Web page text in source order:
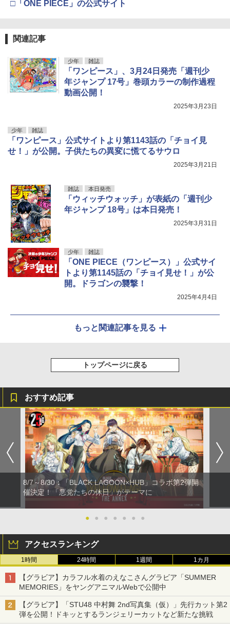
□「ONE PIECE」の公式サイト
関連記事
少年 雑誌
「ワンピース」、3月24日発売「週刊少
年ジャンプ 17号」巻頭カラーの制作過程
動画公開！
2025年3月23日
少年 雑誌
「ワンピース」公式サイトより第1143話の「チョイ見
せ！」が公開。子供たちの異変に慌てるサウロ
2025年3月21日
雑誌 本日発売
「ウィッチウォッチ」が表紙の「週刊少
年ジャンプ 18号」は本日発売！
2025年3月31日
少年 雑誌
「ONE PIECE（ワンピース）」公式サイ
トより第1145話の「チョイ見せ！」が公
開。ドラゴンの襲撃！
2025年4月4日
もっと関連記事を見る
トップページに戻る
おすすめ記事
8/7～8/30：「BLACK LAGOON×HUB」コラボ第2弾開
催決定！「悪党たちの休日」がテーマに
● ● ● ● ● ● ●
アクセスランキング
1時間 24時間 1週間 1カ月
【グラビア】カラフル水着のえなこさんグラビア「SUMMER
MEMORIES」をヤングアニマルWebで公開中
【グラビア】「STU48 中村舞 2nd写真集（仮）」先行カット第2
弾を公開！ドキッとするランジェリーカットなど新たな挑戦